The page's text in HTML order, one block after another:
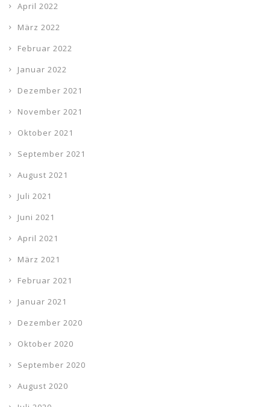
April 2022
März 2022
Februar 2022
Januar 2022
Dezember 2021
November 2021
Oktober 2021
September 2021
August 2021
Juli 2021
Juni 2021
April 2021
März 2021
Februar 2021
Januar 2021
Dezember 2020
Oktober 2020
September 2020
August 2020